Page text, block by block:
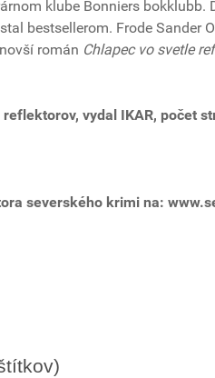
klube Bonniers bokklubb.
bestsellerom. Frode Sander
román Chlapec vo svetle
vydal IKAR, počet
severského krimi na: